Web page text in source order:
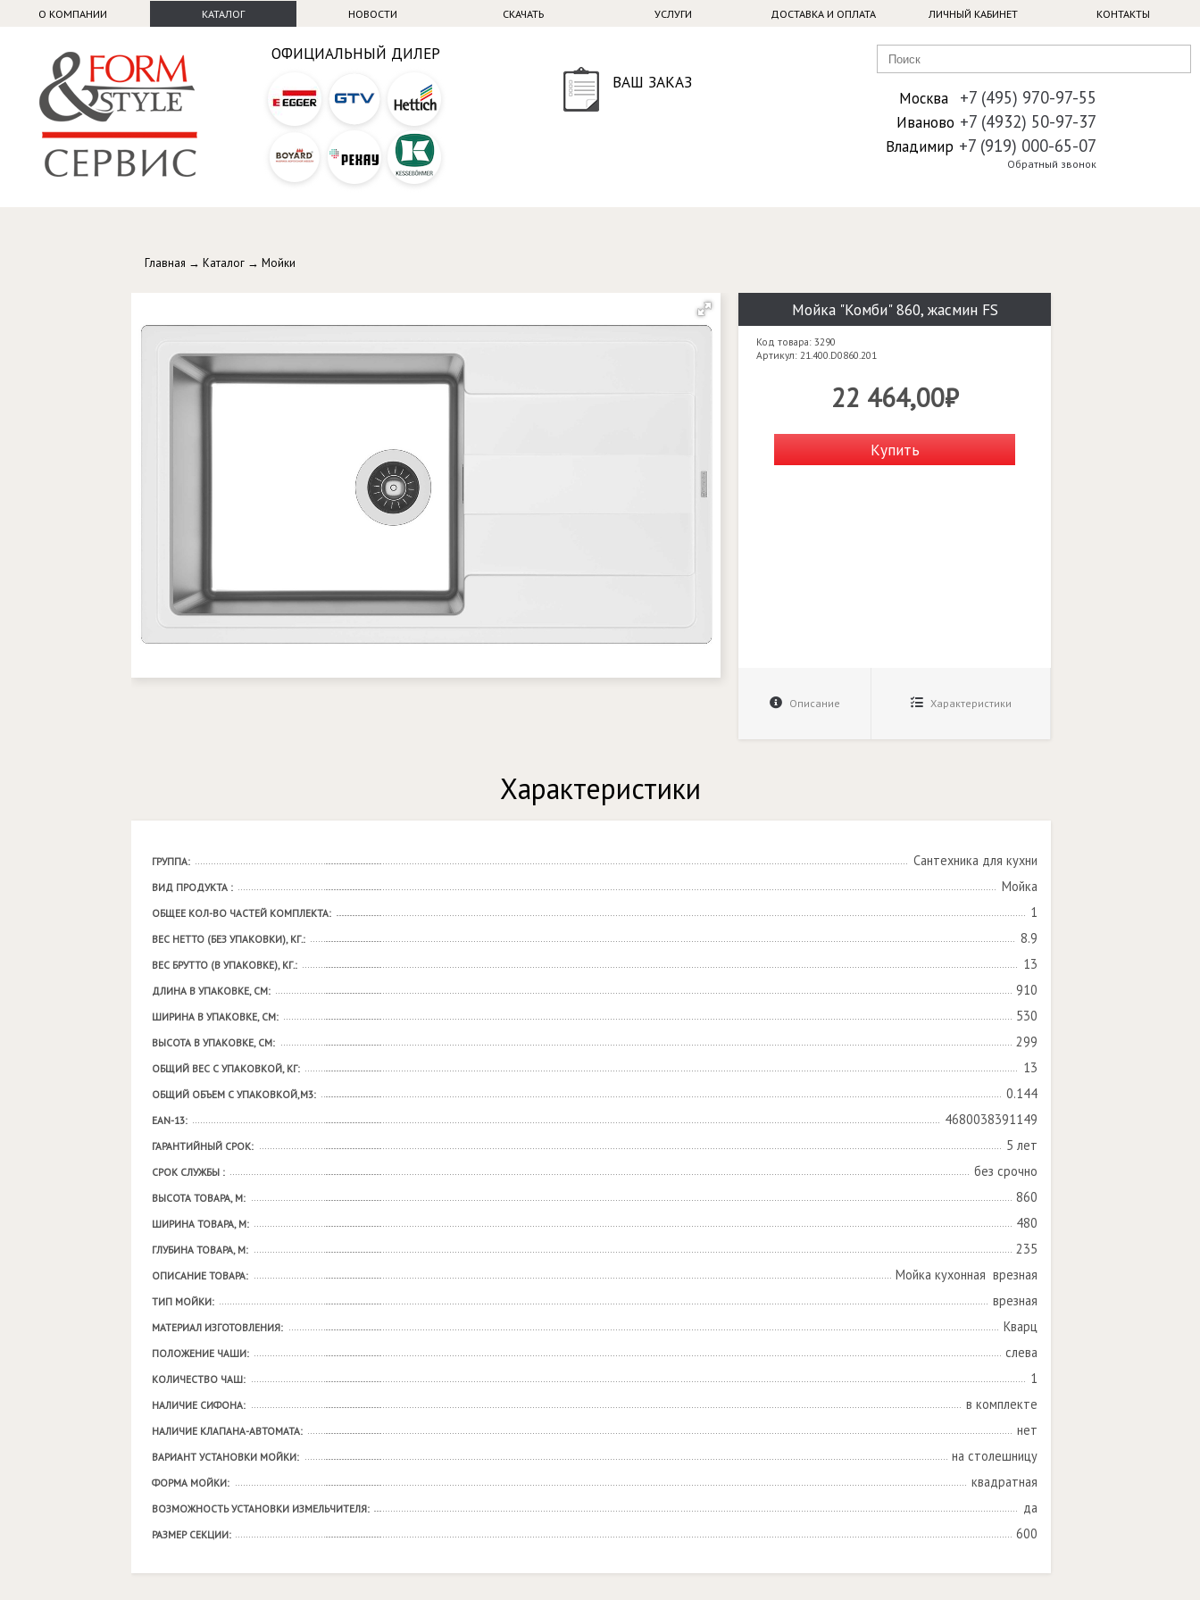
О КОМПАНИИ КАТАЛОГ НОВОСТИ СКАЧАТЬ УСЛУГИ ДОСТАВКА И ОПЛАТА ЛИЧНЫЙ КАБИНЕТ КОНТАКТЫ
ОФИЦИАЛЬНЫЙ ДИЛЕР
ВАШ ЗАКАЗ
Москва +7 (495) 970-97-55
Иваново +7 (4932) 50-97-37
Владимир +7 (919) 000-65-07
Обратный звонок
Главная → Каталог → Мойки
Мойка "Комби" 860, жасмин FS
Код товара: 3290
Артикул: 21.400.D0860.201
22 464,00₽
Купить
Описание Характеристики
Характеристики
ГРУППА: Сантехника для кухни
ВИД ПРОДУКТА : Мойка
ОБЩЕЕ КОЛ-ВО ЧАСТЕЙ КОМПЛЕКТА: 1
ВЕС НЕТТО (БЕЗ УПАКОВКИ), КГ.: 8.9
ВЕС БРУТТО (В УПАКОВКЕ), КГ.: 13
ДЛИНА В УПАКОВКЕ, СМ: 910
ШИРИНА В УПАКОВКЕ, СМ: 530
ВЫСОТА В УПАКОВКЕ, СМ: 299
ОБЩИЙ ВЕС С УПАКОВКОЙ, КГ: 13
ОБЩИЙ ОБЪЕМ С УПАКОВКОЙ,М3: 0.144
EAN-13: 4680038391149
ГАРАНТИЙНЫЙ СРОК: 5 лет
СРОК СЛУЖБЫ : без срочно
ВЫСОТА ТОВАРА, М: 860
ШИРИНА ТОВАРА, М: 480
ГЛУБИНА ТОВАРА, М: 235
ОПИСАНИЕ ТОВАРА: Мойка кухонная  врезная
ТИП МОЙКИ: врезная
МАТЕРИАЛ ИЗГОТОВЛЕНИЯ: Кварц
ПОЛОЖЕНИЕ ЧАШИ: слева
КОЛИЧЕСТВО ЧАШ: 1
НАЛИЧИЕ СИФОНА: в комплекте
НАЛИЧИЕ КЛАПАНА-АВТОМАТА: нет
ВАРИАНТ УСТАНОВКИ МОЙКИ: на столешницу
ФОРМА МОЙКИ: квадратная
ВОЗМОЖНОСТЬ УСТАНОВКИ ИЗМЕЛЬЧИТЕЛЯ: да
РАЗМЕР СЕКЦИИ: 600